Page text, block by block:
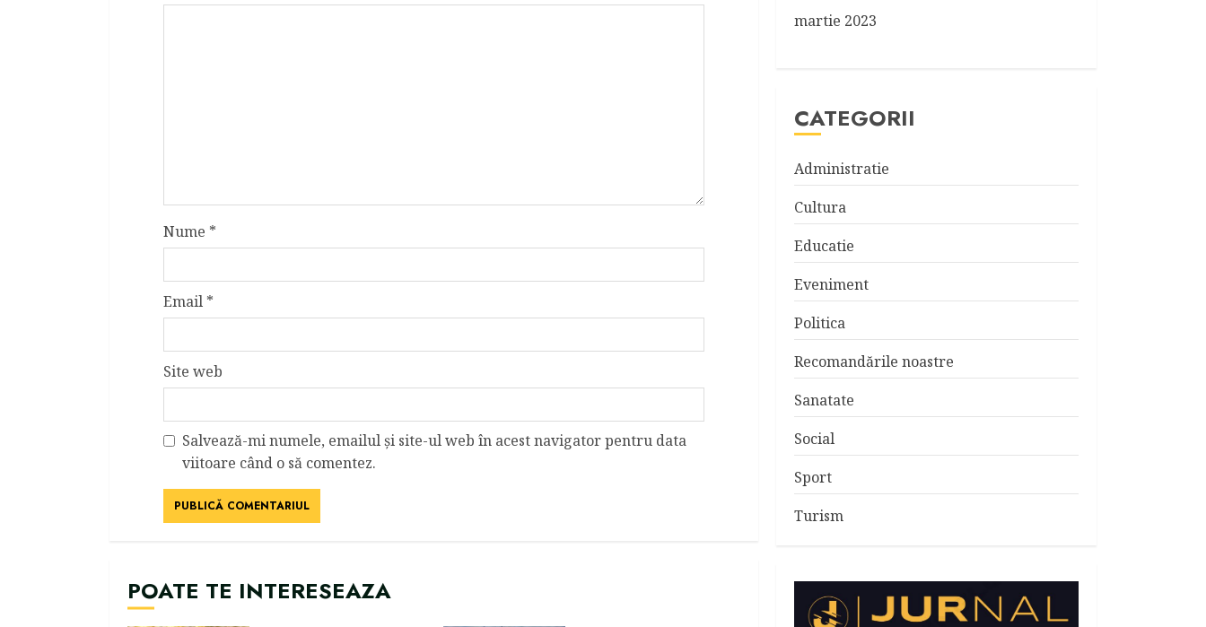
Nume *
Email *
Site web
Salvează-mi numele, emailul și site-ul web în acest navigator pentru data
viitoare când o să comentez.
POATE TE INTERESEAZA
martie 2023
CATEGORII
Administratie
Cultura
Educatie
Eveniment
Politica
Recomandările noastre
Sanatate
Social
Sport
Turism